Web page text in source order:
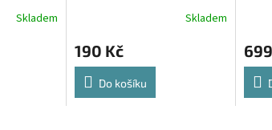
Skladem Skladem
190 Kč
Do košíku